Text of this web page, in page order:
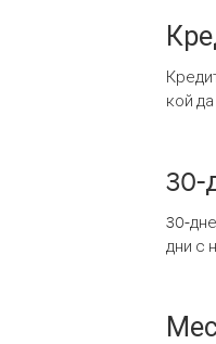
кой
30-
30-
дни с